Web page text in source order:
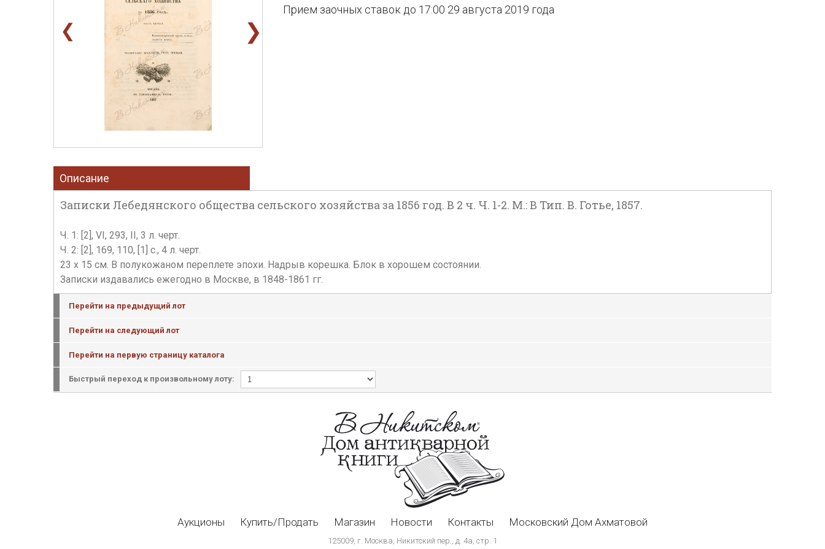
❮ ❯
Прием заочных ставок до 17:00 29 августа 2019 года
Описание
Записки Лебедянского общества сельского хозяйства за 1856 год. В 2 ч. Ч. 1-2. М.: В Тип. В. Готье, 1857.
Ч. 1: [2], VI, 293, II, 3 л. черт.
Ч. 2: [2], 169, 110, [1] c., 4 л. черт.
23 х 15 см. В полукожаном переплете эпохи. Надрыв корешка. Блок в хорошем состоянии.
Записки издавались ежегодно в Москве, в 1848-1861 гг.
Перейти на предыдущий лот
Перейти на следующий лот
Перейти на первую страницу каталога
Быстрый переход к произвольному лоту:
Аукционы Купить/Продать Магазин Новости Контакты Московский Дом Ахматовой
125009, г. Москва, Никитский пер., д. 4а, стр. 1